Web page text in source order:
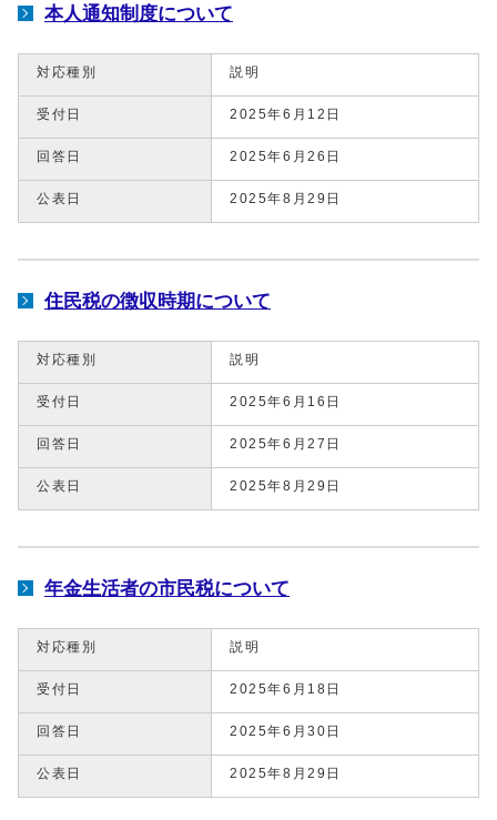
本人通知制度について
対応種別 説明
受付日 2025年6月12日
回答日 2025年6月26日
公表日 2025年8月29日
住民税の徴収時期について
対応種別 説明
受付日 2025年6月16日
回答日 2025年6月27日
公表日 2025年8月29日
年金生活者の市民税について
対応種別 説明
受付日 2025年6月18日
回答日 2025年6月30日
公表日 2025年8月29日